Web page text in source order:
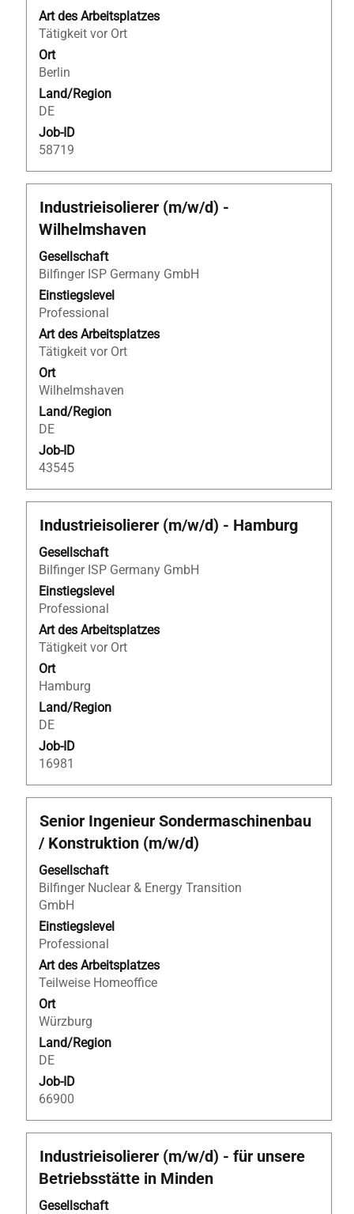
Art des Arbeitsplatzes
Tätigkeit vor Ort
Ort
Berlin
Land/Region
DE
Job-ID
58719
Stelleninformationen
vollständig
anzuzeigen.
Stellenbezeichnung
Industrieisolierer (m/w/d) -
Wilhelmshaven
Gesellschaft
Bilfinger ISP Germany GmbH
Einstiegslevel
Professional
Art des Arbeitsplatzes
Tätigkeit vor Ort
Ort
Wilhelmshaven
Land/Region
DE
Job-ID
43545
Drücken
Sie
die
Leertaste,
um
die
Stelleninformationen
vollständig
anzuzeigen.
Stellenbezeichnung
Industrieisolierer (m/w/d) - Hamburg
Gesellschaft
Bilfinger ISP Germany GmbH
Einstiegslevel
Professional
Art des Arbeitsplatzes
Tätigkeit vor Ort
Ort
Hamburg
Land/Region
DE
Job-ID
16981
Drücken
die
Leertaste,
um
die
Stelleninformationen
vollständig
anzuzeigen.
Stellenbezeichnung
Senior Ingenieur Sondermaschinenbau
/ Konstruktion (m/w/d)
Gesellschaft
Bilfinger Nuclear & Energy Transition
GmbH
Einstiegslevel
Professional
Art des Arbeitsplatzes
Teilweise Homeoffice
Ort
Würzburg
Land/Region
DE
Job-ID
66900
Drücken
Sie
die
Leertaste,
um
die
Stelleninformationen
vollständig
anzuzeigen.
Stellenbezeichnung
Industrieisolierer (m/w/d) - für unsere
Betriebsstätte in Minden
Gesellschaft
Drücken
Sie
die
Leertaste,